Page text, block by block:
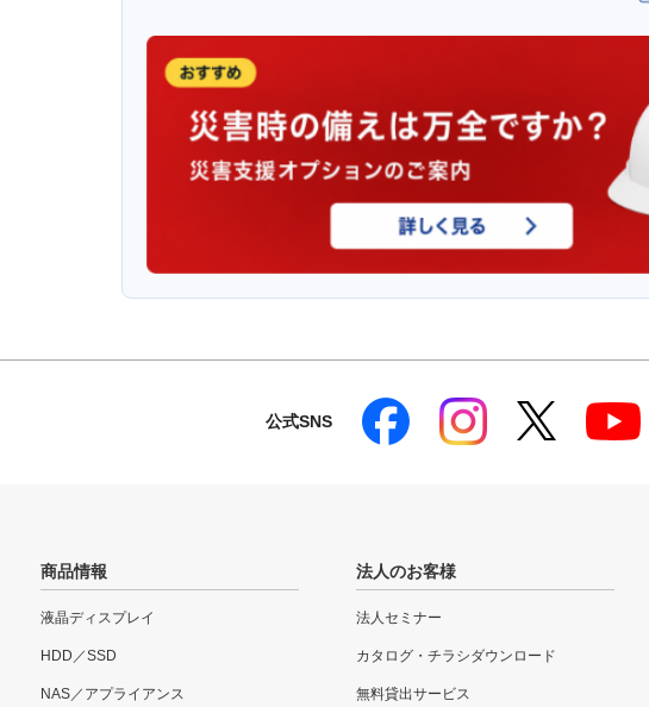
公式SNS
商品情報
液晶ディスプレイ
HDD／SSD
NAS／アプライアンス
法人のお客様
法人セミナー
カタログ・チラシダウンロード
無料貸出サービス